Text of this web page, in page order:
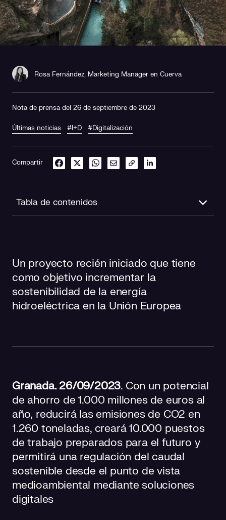
Rosa Fernández, Marketing Manager en Cuerva
Nota de prensa del 26 de septiembre de 2023
Últimas noticias #I+D #Digitalización
Compartir
Tabla de contenidos
Plan de acción
Un proyecto recién iniciado que tiene
como objetivo incrementar la
sostenibilidad de la energía
hidroeléctrica en la Unión Europea
Granada. 26/09/2023. Con un potencial
de ahorro de 1.000 millonesde euros al
año, reducirá las emisiones de CO2 en
1.260 toneladas, creará 10.000 puestos
de trabajo preparados para el futuro y
permitirá una regulación del caudal
sostenible desde el punto de vista
medioambiental mediante soluciones
digitales